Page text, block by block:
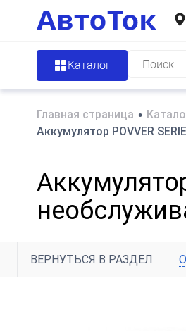
Каталог
Главная страница •
Аккумулятор POVVER
ВЕРНУТЬСЯ В РАЗДЕЛ